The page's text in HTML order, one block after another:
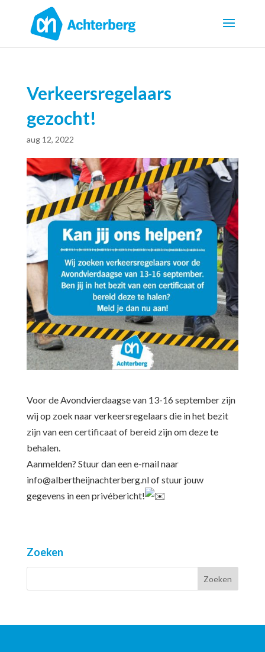
Verkeersregelaars
gezocht!
aug 12, 2022
Voor de Avondvierdaagse van 13-16 september zijn
wij op zoek naar verkeersregelaars die in het bezit
zijn van een certificaat of bereid zijn om deze te
behalen.
Aanmelden? Stuur dan een e-mail naar
info@albertheijnachterberg.nl of stuur jouw
gegevens in een privébericht!
Zoeken